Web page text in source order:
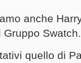
anche
Swatch.
quello di